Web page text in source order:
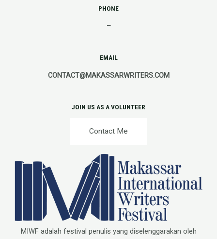
PHONE
–
EMAIL
CONTACT@MAKASSARWRITERS.COM
JOIN US AS A VOLUNTEER
Contact Me
MIWF adalah festival penulis yang diselenggarakan oleh